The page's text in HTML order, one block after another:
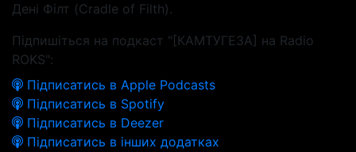
Дені Філт (Cradle of Filth).
Підпишіться на подкаст "[КАМТУГЕЗА] на Radio
ROKS":
Підписатись в Apple Podcasts
Підписатись в Spotify
Підписатись в Deezer
Підписатись в інших додатках